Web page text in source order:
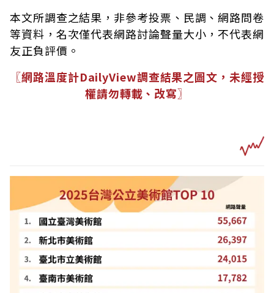
本文所調查之結果，非參考投票、民調、網路問卷
等資料，名次僅代表網路討論聲量大小，不代表網
友正負評價。
〖網路溫度計DailyView調查結果之圖文，未經授
權請勿轉載、改寫〗